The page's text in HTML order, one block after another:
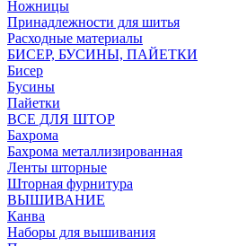
Ножницы
Принадлежности для шитья
Расходные материалы
БИСЕР, БУСИНЫ, ПАЙЕТКИ
Бисер
Бусины
Пайетки
ВСЕ ДЛЯ ШТОР
Бахрома
Бахрома металлизированная
Ленты шторные
Шторная фурнитура
ВЫШИВАНИЕ
Канва
Наборы для вышивания